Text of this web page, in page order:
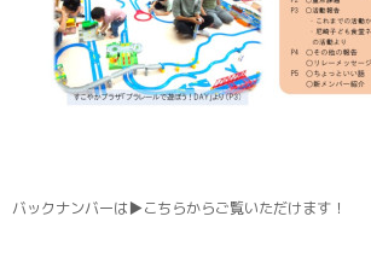
バックナンバーは▶こちらからご覧いただけます！